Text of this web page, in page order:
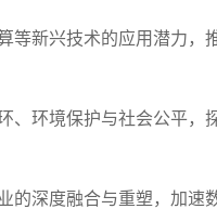
新兴技术的应用潜力，
环境保护与社会公平
深度融合与重塑，加速